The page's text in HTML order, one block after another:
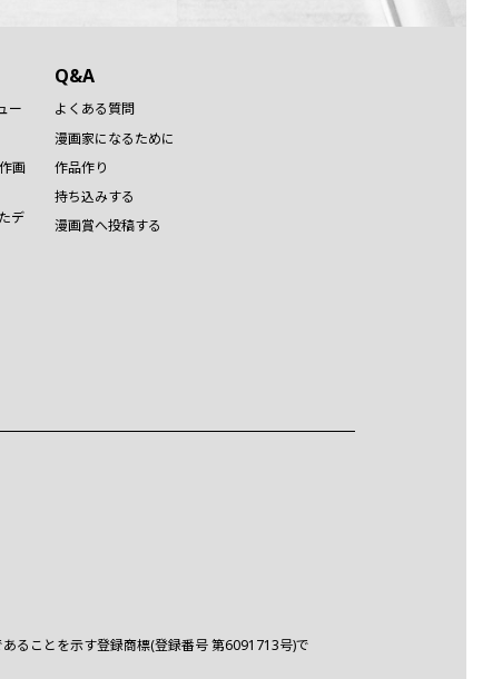
ー
画
デ
Q&A
よくある質問
漫画家になるために
作品作り
持ち込みする
漫画賞へ投稿する
ることを示す登録商標(登録番号 第6091713号)で